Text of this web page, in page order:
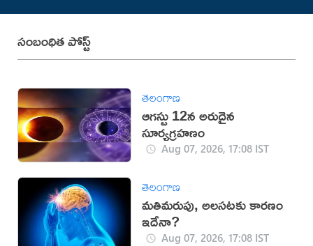
సంబంధిత పోస్ట్
తెలంగాణ
ఆగస్టు 12న అరుదైన
సూర్యగ్రహణం
Aug 07, 2026, 17:08 IST
తెలంగాణ
మతిమరుపు, అలసటకు కారణం
ఇదేనా?
Aug 07, 2026, 17:08 IST